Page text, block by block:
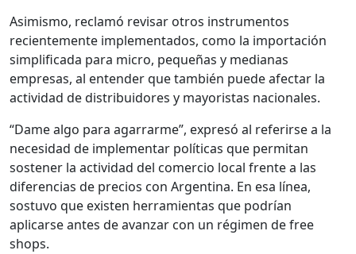
Asimismo, reclamó revisar otros instrumentos
recientemente implementados, como la importación
simplificada para micro, pequeñas y medianas
empresas, al entender que también puede afectar la
actividad de distribuidores y mayoristas nacionales.
“Dame algo para agarrarme”, expresó al referirse a la
necesidad de implementar políticas que permitan
sostener la actividad del comercio local frente a las
diferencias de precios con Argentina. En esa línea,
sostuvo que existen herramientas que podrían
aplicarse antes de avanzar con un régimen de free
shops.